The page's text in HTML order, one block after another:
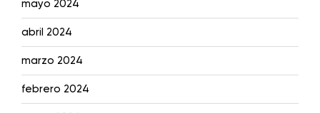
mayo 2024
abril 2024
marzo 2024
febrero 2024